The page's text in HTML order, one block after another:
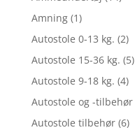
Amning (1)
Autostole 0-13 kg. (2)
Autostole 15-36 kg. (5)
Autostole 9-18 kg. (4)
Autostole og -tilbehør
Autostole tilbehør (6)